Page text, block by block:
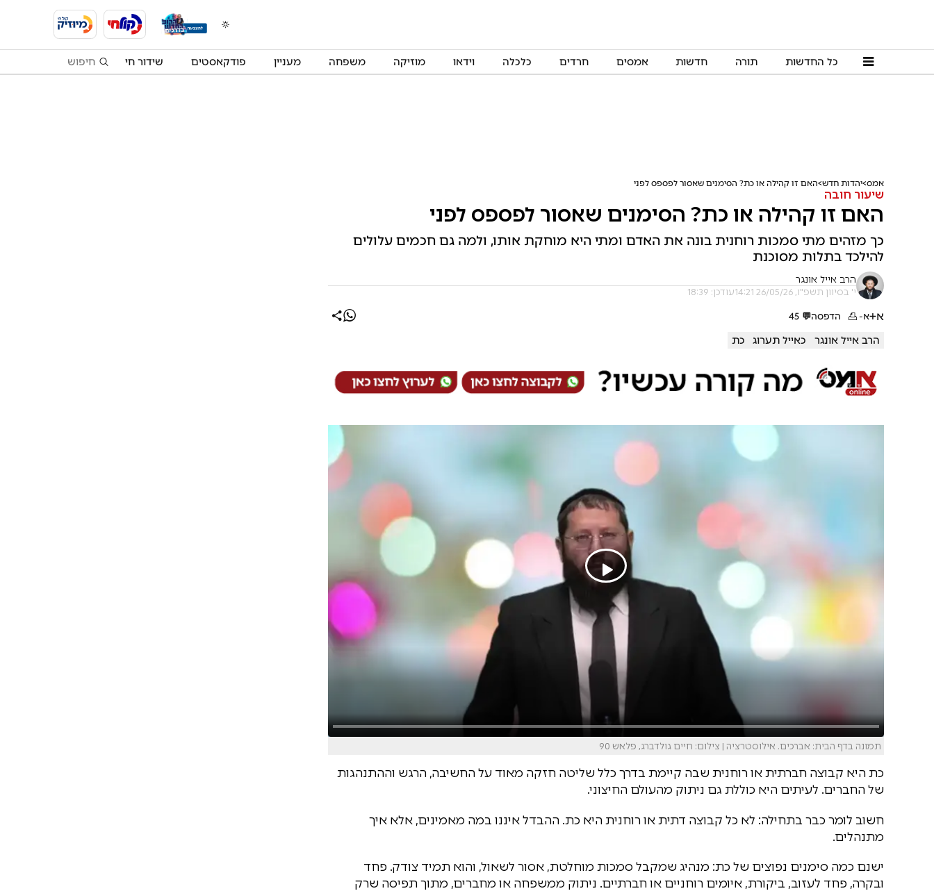
כל החדשות תורה חדשות אמסים חרדים כלכלה וידאו מוזיקה משפחה מעניין פודקאסטים שידור חי
אמס יהדות חדש האם זו קהילה או כת? הסימנים שאסור לפספס לפני
שיעור חובה
האם זו קהילה או כת? הסימנים שאסור לפספס לפני
כך מזהים מתי סמכות רוחנית בונה את האדם ומתי היא מוחקת אותו, ולמה גם חכמים עלולים
להילכד בתלות מסוכנת
הרב אייל אונגר
י' בסיוון תשפ"ו, 26/05/26 14:21 עודכן: 18:39
א+א- הדפסה💬
45
הרב אייל אונגר כאייל תערוג כת
תמונה בדף הבית: אברכים. אילוסטרציה | צילום: חיים גולדברג, פלאש 90
כת היא קבוצה חברתית או רוחנית שבה קיימת בדרך כלל שליטה חזקה מאוד על החשיבה, הרגש וההתנהגות
של החברים. לעיתים היא כוללת גם ניתוק מהעולם החיצוני.
חשוב לומר כבר בתחילה: לא כל קבוצה דתית או רוחנית היא כת. ההבדל איננו במה מאמינים, אלא איך
מתנהלים.
ישנם כמה סימנים נפוצים של כת: מנהיג שמקבל סמכות מוחלטת, אסור לשאול, והוא תמיד צודק. פחד
ובקרה, פחד לעזוב, ביקורת, איומים רוחניים או חברתיים. ניתוק ממשפחה או מחברים, מתוך תפיסה שרק